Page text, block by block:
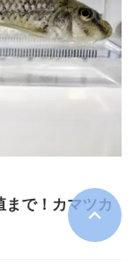
で！カマツカ